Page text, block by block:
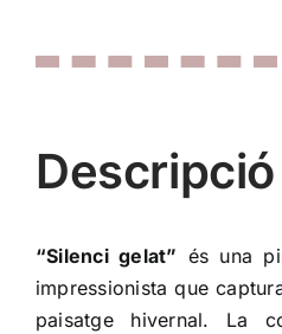
Descripció
“Silenci gelat” és una
impressionista que
paisatge hivernal. La